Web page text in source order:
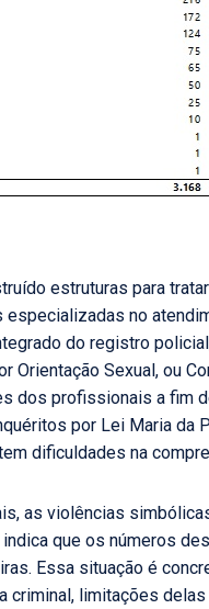
estruturas para
no
do registro
Orientação Sexual, ou
dos profissionais a fim
por Lei Maria da
dificuldades na
as violências
que os números
Essa situação é
limitações